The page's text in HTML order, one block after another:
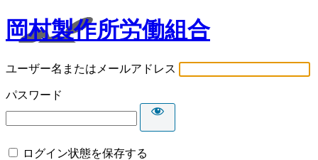
岡村製作所労働組合
ユーザー名またはメールアドレス
パスワード
ログイン状態を保存する